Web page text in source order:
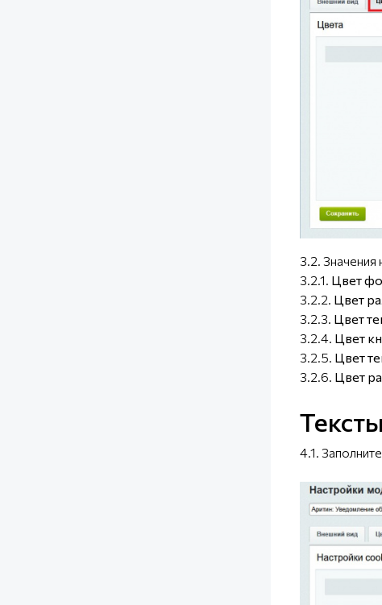
3.2. Значения
3.2.1. Цвет
3.2.2. Цвет
3.2.3. Цвет
3.2.4. Цвет
3.2.5. Цвет
3.2.6. Цвет
4.1.